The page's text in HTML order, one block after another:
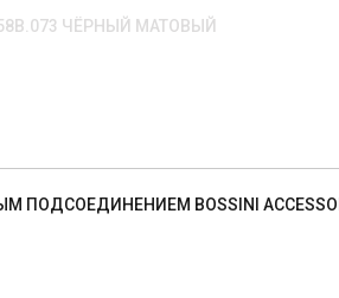
ЧЁРНЫЙ МАТОВЫЙ
BOSSINI